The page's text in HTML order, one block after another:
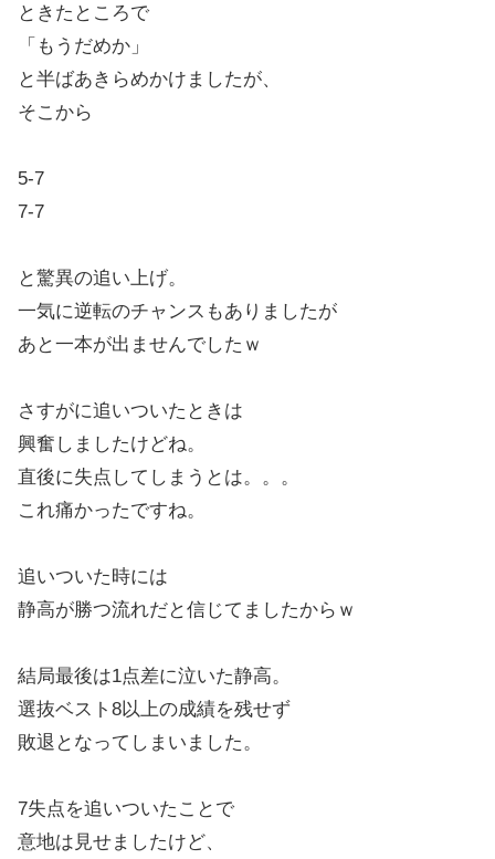
ときたところで
「もうだめか」
と半ばあきらめかけましたが、
そこから
5-7
7-7
と驚異の追い上げ。
一気に逆転のチャンスもありましたが
あと一本が出ませんでしたｗ
さすがに追いついたときは
興奮しましたけどね。
直後に失点してしまうとは。。。
これ痛かったですね。
追いついた時には
静高が勝つ流れだと信じてましたからｗ
結局最後は1点差に泣いた静高。
選抜ベスト8以上の成績を残せず
敗退となってしまいました。
7失点を追いついたことで
意地は見せましたけど、